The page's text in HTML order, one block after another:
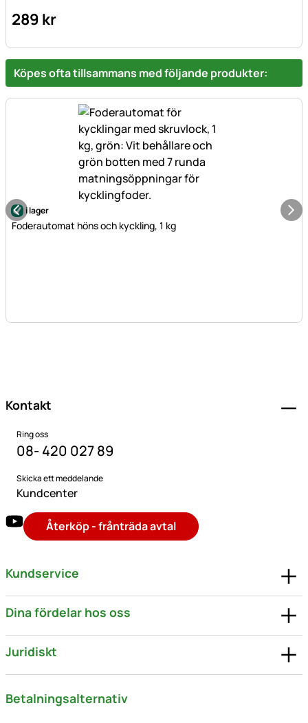
289 kr
Köpes ofta tillsammans med följande produkter:
i lager
Foderautomat höns och kyckling, 1 kg
Kontakt
Ring oss
08- 420 027 89
Skicka ett meddelande
Kundcenter
Återköp - frånträda avtal
Kundservice
Dina fördelar hos oss
Juridiskt
Betalningsalternativ